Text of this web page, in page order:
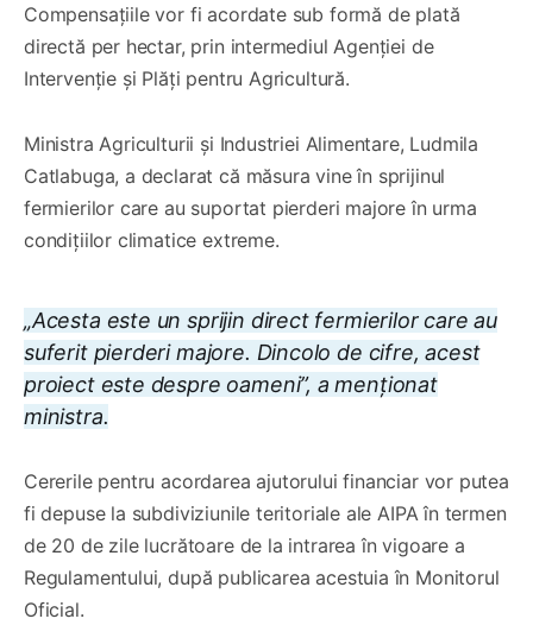
Compensațiile vor fi acordate sub formă de plată
directă per hectar, prin intermediul Agenției de
Intervenție și Plăți pentru Agricultură.
Ministra Agriculturii și Industriei Alimentare, Ludmila
Catlabuga, a declarat că măsura vine în sprijinul
fermierilor care au suportat pierderi majore în urma
condițiilor climatice extreme.
„Acesta este un sprijin direct fermierilor care au
suferit pierderi majore. Dincolo de cifre, acest
proiect este despre oameni”, a menționat
ministra.
Cererile pentru acordarea ajutorului financiar vor putea
fi depuse la subdiviziunile teritoriale ale AIPA în termen
de 20 de zile lucrătoare de la intrarea în vigoare a
Regulamentului, după publicarea acestuia în Monitorul
Oficial.